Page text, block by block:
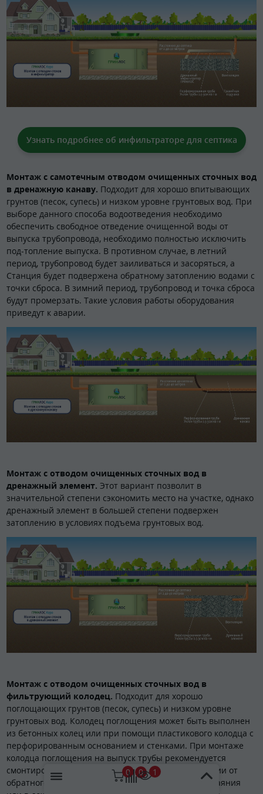
0 0 1
Узнать подробнее об инфильтраторе для септика
Монтаж с самотечным отводом очищенных сточных вод
в дренажную канаву. Подходит для хорошо впитывающих
грунтов (песок, супесь) и низком уровне грунтовых вод. При
выборе данного способа водоотведения необходимо
обеспечить свободное отведение очищенной воды от
выпуска трубопровода, необходимо полностью исключить
под-топление выпуска. В противном случае, в летний
период, трубопровод будет заиливаться и засоряться, а
Станция будет подвержена обратному затоплению водами с
точки сброса. В зимний период, трубопровод и точка сброса
будут промерзать. Такие условия работы оборудования
приведут к аварии.
Монтаж с отводом очищенных сточных вод в
дренажный элемент. Этот вариант позволит в
значительной степени сэкономить место на участке, однако
дренажный элемент в большей степени подвержен
затоплению в условиях подъема грунтовых вод.
Монтаж с отводом очищенных сточных вод в
фильтрующий колодец. Подходит для хорошо
поглощающих грунтов (песок, супесь) и низком уровне
грунтовых вод. Колодец поглощения может быть выполнен
из бетонных колец или при помощи пластикового колодца с
перфорированным основанием и стенками. При монтаже
колодца поглощения на выпуск трубы рекомендуется
смонтировать обратный клапан для защиты Станции от
обратного затопления в периоды активного снеготаяния